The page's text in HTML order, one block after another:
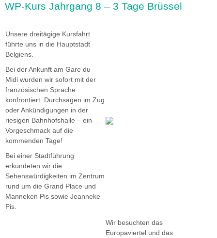
WP-Kurs Jahrgang 8 – 3 Tage Brüssel
Unsere dreitägige Kursfahrt
führte uns in die Hauptstadt
Belgiens.
Bei der Ankunft am Gare du
Midi wurden wir sofort mit der
französischen Sprache
konfrontiert: Durchsagen im Zug
oder Ankündigungen in der
riesigen Bahnhofshalle – ein
Vorgeschmack auf die
kommenden Tage!
Bei einer Stadtführung
erkundeten wir die
Sehenswürdigkeiten im Zentrum
rund um die Grand Place und
Manneken Pis sowie Jeanneke
Pis.
Wir besuchten das
Europaviertel und das